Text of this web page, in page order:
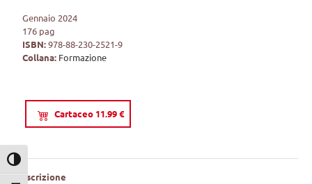
Attiva/disattiva alto contrasto
Gennaio 2024
176 pag
ISBN:978-88-230-2521-9
Collana: Formazione
Cartaceo 11.99 €
Descrizione